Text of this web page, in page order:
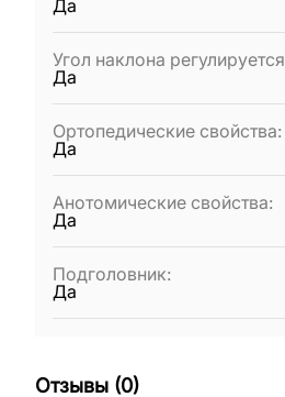
Да
Угол наклона регулируется
Да
Ортопедические свойства:
Да
Анотомические свойства:
Да
Подголовник:
Да
Отзывы (0)